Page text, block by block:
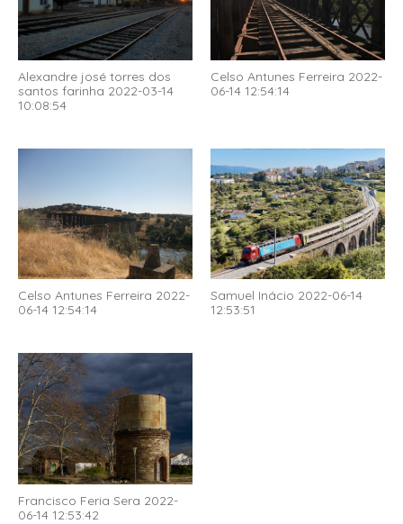
Alexandre josé torres dos
santos farinha 2022-03-14
10:08:54
Celso Antunes Ferreira 2022-
06-14 12:54:14
Celso Antunes Ferreira 2022-
06-14 12:54:14
Samuel Inácio 2022-06-14
12:53:51
Francisco Feria Sera 2022-
06-14 12:53:42